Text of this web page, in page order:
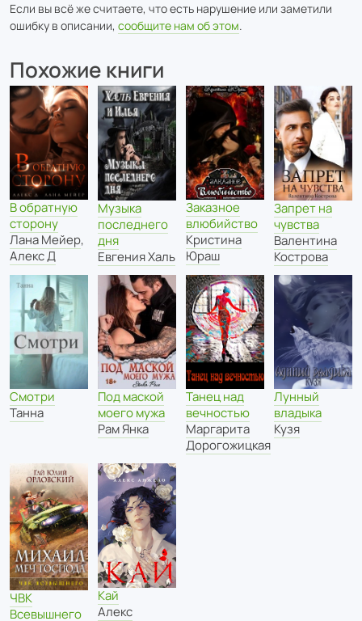
Если вы всё же считаете, что есть нарушение или заметили
ошибку в описании, сообщите нам об этом.
Похожие книги
В обратную
сторону
Лана Мейер,
Алекс Д
Музыка
последнего
дня
Евгения Халь
Заказное
влюбийство
Кристина
Юраш
Запрет на
чувства
Валентина
Кострова
Смотри
Танна
Под маской
моего мужа
Рам Янка
Танец над
вечностью
Маргарита
Дорогожицкая
Лунный
владыка
Кузя
ЧВК
Всевышнего
Кай
Алекс